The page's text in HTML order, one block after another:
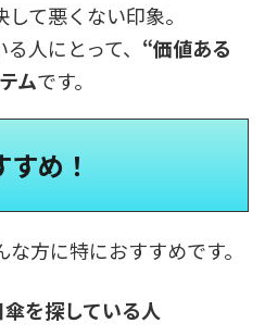
て悪くない印象。
人にとって、 “価値ある
ムです。
め！
方に特におすすめです。
を探している人